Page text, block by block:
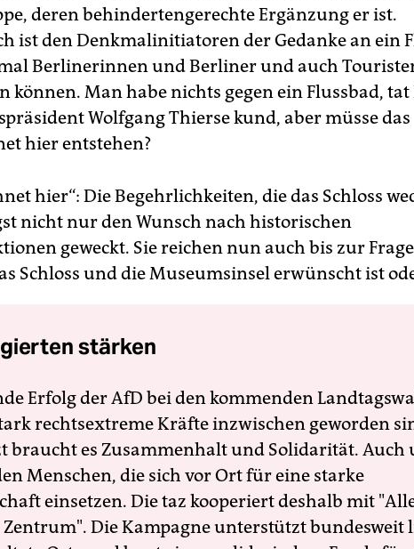
deren behindertengerechte Ergänzung er ist.
ist den Denkmalinitiatoren der Gedanke an ein
Berlinerinnen und Berliner und auch
können. Man habe nichts gegen ein Flussbad, tat
Wolfgang Thierse kund, aber müsse das
hier entstehen?
hier“: Die Begehrlichkeiten, die das Schloss
nicht nur den Wunsch nach historischen
geweckt. Sie reichen nun auch bis zur
Schloss und die Museumsinsel erwünscht ist
stärken
Erfolg der AfD bei den kommenden
rechtsextreme Kräfte inzwischen geworden
braucht es Zusammenhalt und Solidarität. Auch
Menschen, die sich vor Ort für eine starke
einsetzen. Die taz kooperiert deshalb mit
Die Kampagne unterstützt bundesweit